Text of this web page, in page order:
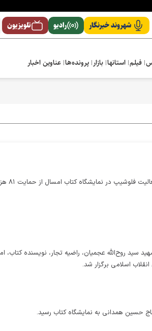
شهروند خبرنگار رادیو تلویزیون
فیلم استانها بازار پرونده‌ها عناوین اخبار
مدیرکل اداره مجامع و فعالیت‌های فرهنگی وزارت فرهنگ و
سید روح‌الله عجمیان، راضیه تجار، نويسنده کتاب،
حسین همدانی به نمایشگاه کتاب رسید.